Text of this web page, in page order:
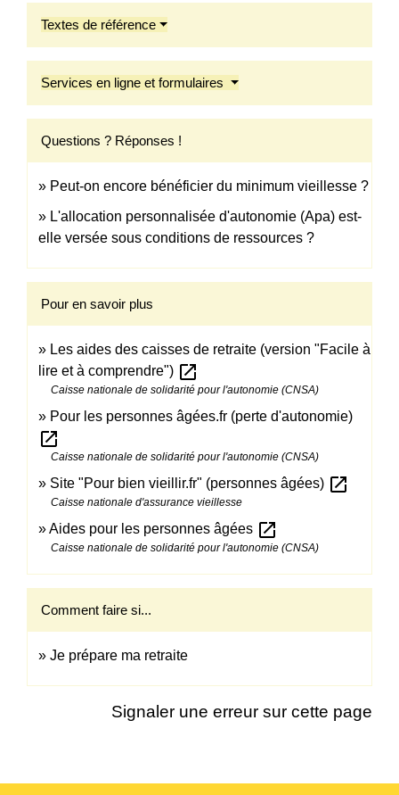
Textes de référence
Services en ligne et formulaires
Questions ? Réponses !
Peut-on encore bénéficier du minimum vieillesse ?
L'allocation personnalisée d'autonomie (Apa) est-
elle versée sous conditions de ressources ?
Pour en savoir plus
Les aides des caisses de retraite (version "Facile à
lire et à comprendre") open_in_new
Caisse nationale de solidarité pour l'autonomie (CNSA)
Pour les personnes âgées.fr (perte d'autonomie)
open_in_new
Caisse nationale de solidarité pour l'autonomie (CNSA)
Site "Pour bien vieillir.fr" (personnes âgées) open_in_new
Caisse nationale d'assurance vieillesse
Aides pour les personnes âgées open_in_new
Caisse nationale de solidarité pour l'autonomie (CNSA)
Comment faire si...
Je prépare ma retraite
Signaler une erreur sur cette page